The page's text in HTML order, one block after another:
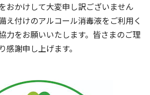
おかけして大変申し訳ございません
え付けのアルコール消毒液をご利用く
力をお願いいたします。皆さまのご理
謝申し上げます。